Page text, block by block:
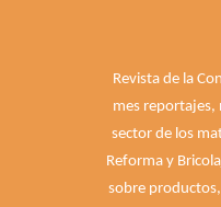
Revista de la
mes reportajes,
sector de los
Reforma y
sobre